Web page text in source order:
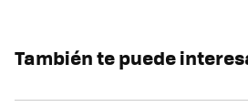
También te puede